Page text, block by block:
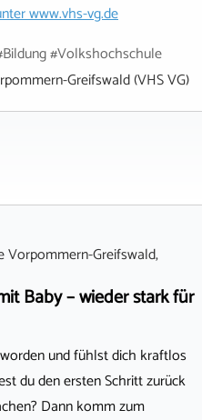
www.vhs-vg.de
#Volkshochschule
Greifswald (VHS VG)
Greifswald,
Baby – wieder stark für
und fühlst dich kraftlos
du den ersten Schritt zurück
Dann komm zum